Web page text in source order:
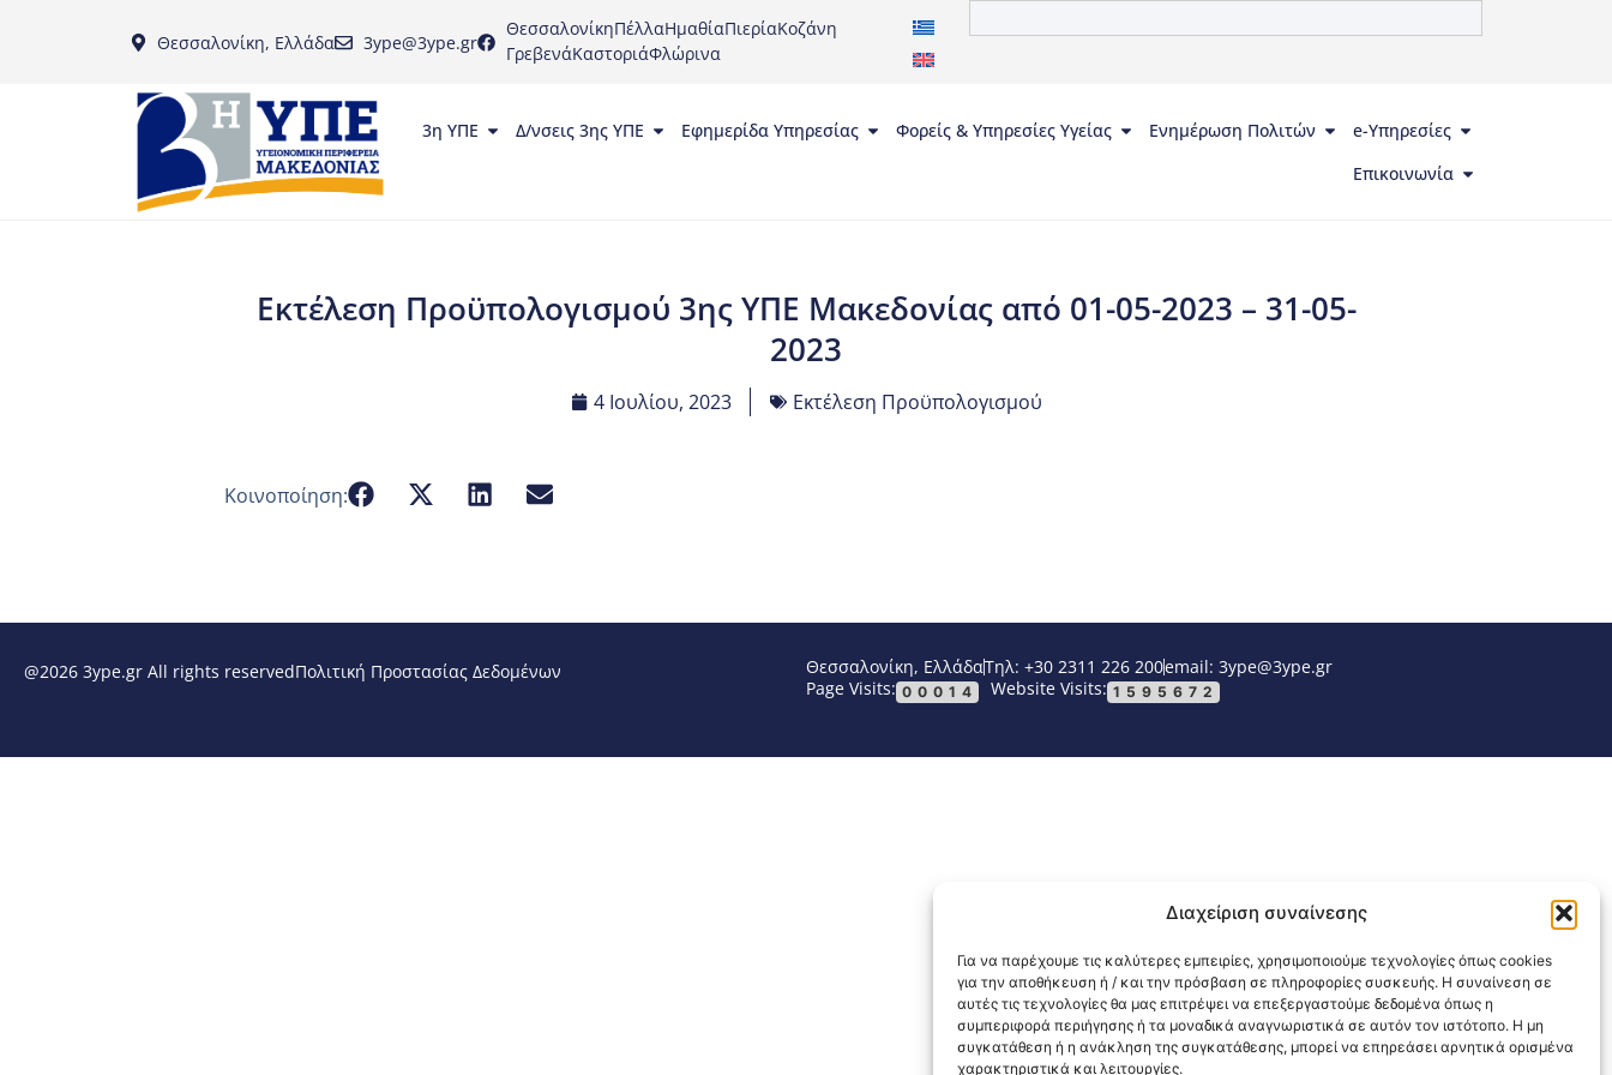
Διαχείριση συναίνεσης
Για να παρέχουμε τις καλύτερες εμπειρίες, χρησιμοποιούμε τεχνολογίες όπως cookies
για την αποθήκευση ή / και την πρόσβαση σε πληροφορίες συσκευής. Η συναίνεση σε
αυτές τις τεχνολογίες θα μας επιτρέψει να επεξεργαστούμε δεδομένα όπως η
συμπεριφορά περιήγησης ή τα μοναδικά αναγνωριστικά σε αυτόν τον ιστότοπο. Η μη
συγκατάθεση ή η ανάκληση της συγκατάθεσης, μπορεί να επηρεάσει αρνητικά ορισμένα
χαρακτηριστικά και λειτουργίες.
Θεσσαλονίκη, Ελλάδα 3ype@3ype.gr
ΘεσσαλονίκηΠέλλαΗμαθίαΠιερίαΚοζάνη
ΓρεβενάΚαστοριάΦλώρινα
3η ΥΠΕ Δ/νσεις 3ης ΥΠΕ Εφημερίδα Υπηρεσίας Φορείς & Υπηρεσίες Υγείας Ενημέρωση Πολιτών
e-Υπηρεσίες
Επικοινωνία
Εκτέλεση Προϋπολογισμού 3ης ΥΠΕ Μακεδονίας από 01-05-2023 – 31-05-
2023
4 Ιουλίου, 2023 Εκτέλεση Προϋπολογισμού
Κοινοποίηση:
@2026 3ype.gr All rights reservedΠολιτική Προστασίας Δεδομένων Θεσσαλονίκη, ΕλλάδαΤηλ: +30 2311 226 200email: 3ype@3ype.gr
Page Visits: 00014 Website Visits: 1595672